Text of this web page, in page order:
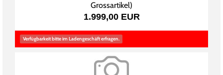
Grossartikel)
1.999,00 EUR
Verfügbarkeit bitte im Ladengeschäft erfragen.